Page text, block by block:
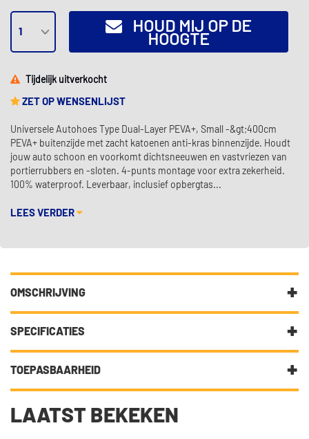
HOUD MIJ OP DE
HOOGTE
Tijdelijk uitverkocht
ZET OP WENSENLIJST
Universele Autohoes Type Dual-Layer PEVA+, Small -&gt;400cm
PEVA+ buitenzijde met zacht katoenen anti-kras binnenzijde. Houdt
jouw auto schoon en voorkomt dichtsneeuwen en vastvriezen van
portierrubbers en -sloten. 4-punts montage voor extra zekerheid.
100% waterproof. Leverbaar, inclusief opbergtas...
LEES VERDER
OMSCHRIJVING
PEVA+ buitenzijde met zacht katoenen anti-kras
binnenzijde. Houdt jouw auto schoon en voorkomt
waterproof.
SPECIFICATIES
Fabrikantcode
Merk Mijnautoonderdelen
Categorie Autohoes
TOEPASBAARHEID
LAATST BEKEKEN